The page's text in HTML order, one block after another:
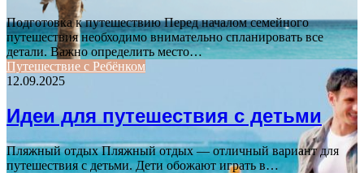
Подготовка к путешествию Перед началом семейного
путешествия необходимо внимательно спланировать все
детали. Важно определить место…
Путешествие с Ребёнком
12.09.2025
Идеи для путешествия с детьми
Пляжный отдых Пляжный отдых — отличный вариант для
путешествия с детьми. Дети обожают играть в…